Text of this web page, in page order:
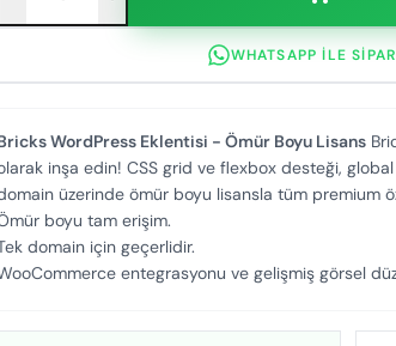
WHATSAPP ILE
WordPress Eklentisi - Ömür Boyu Lisans
inşa edin! CSS grid ve flexbox desteği,
üzerinde ömür boyu lisansla tüm premium
boyu tam erişim.
domain için geçerlidir.
entegrasyonu ve gelişmiş görsel